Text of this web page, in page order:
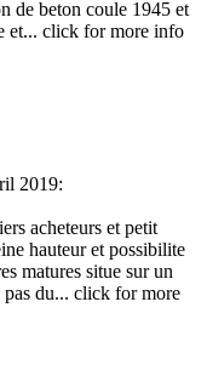
de beton coule 1945 et
et... click for more info
2019:
acheteurs et petit
hauteur et possibilite
matures situe sur un
pas du... click for more